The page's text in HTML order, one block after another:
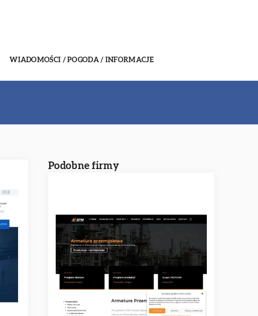
WIADOMOŚCI / POGODA / INFORMACJE
Podobne firmy